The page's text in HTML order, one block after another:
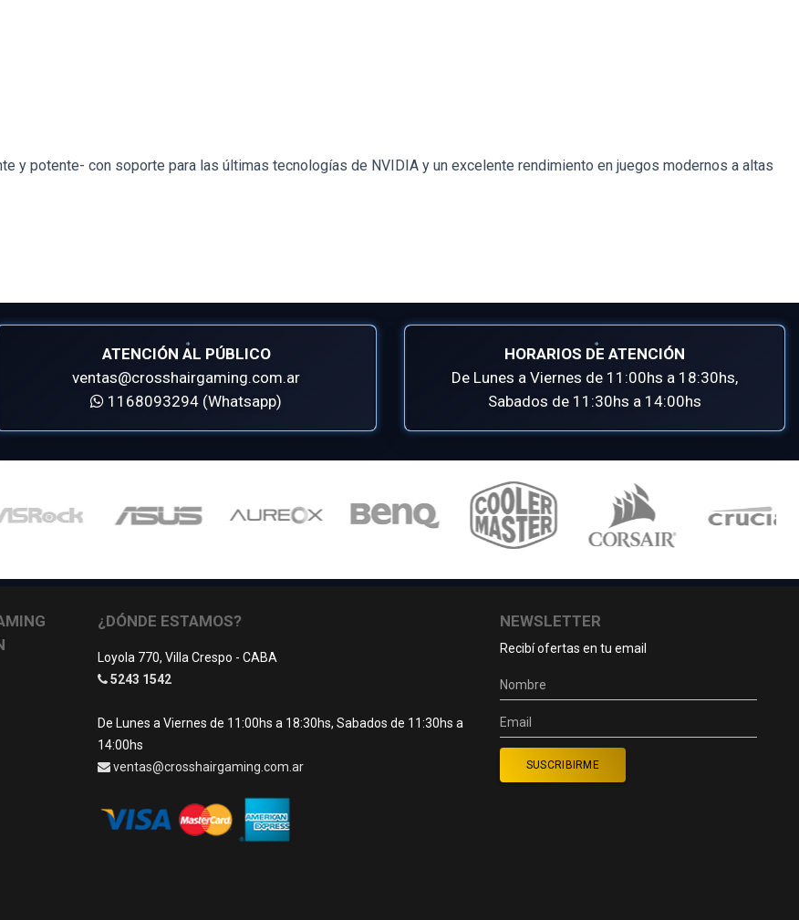
y potente- con soporte para las últimas tecnologías de NVIDIA y un excelente rendimiento en juegos modernos a altas
ATENCIÓN AL PÚBLICO
ventas@crosshairgaming.com.ar
1168093294 (Whatsapp)
HORARIOS DE ATENCIÓN
De Lunes a Viernes de 11:00hs a 18:30hs,
Sabados de 11:30hs a 14:00hs
¿DÓNDE ESTAMOS?
Loyola 770, Villa Crespo - CABA
5243 1542
De Lunes a Viernes de 11:00hs a 18:30hs, Sabados de 11:30hs a
14:00hs
ventas@crosshairgaming.com.ar
NEWSLETTER
Recibí ofertas en tu email